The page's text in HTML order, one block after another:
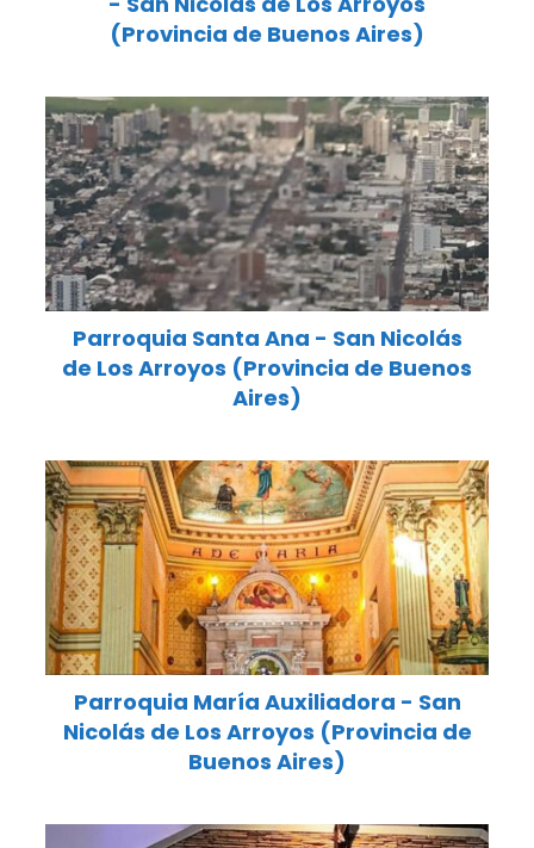
(Provincia de Buenos Aires)
Parroquia Santa Ana - San Nicolás
de Los Arroyos (Provincia de Buenos
Aires)
Parroquia María Auxiliadora - San
Nicolás de Los Arroyos (Provincia de
Buenos Aires)